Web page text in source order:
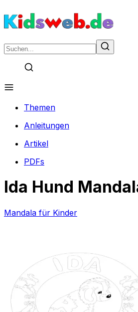
Themen
Anleitungen
Artikel
PDFs
Ida Hund
Mandala für Kinder